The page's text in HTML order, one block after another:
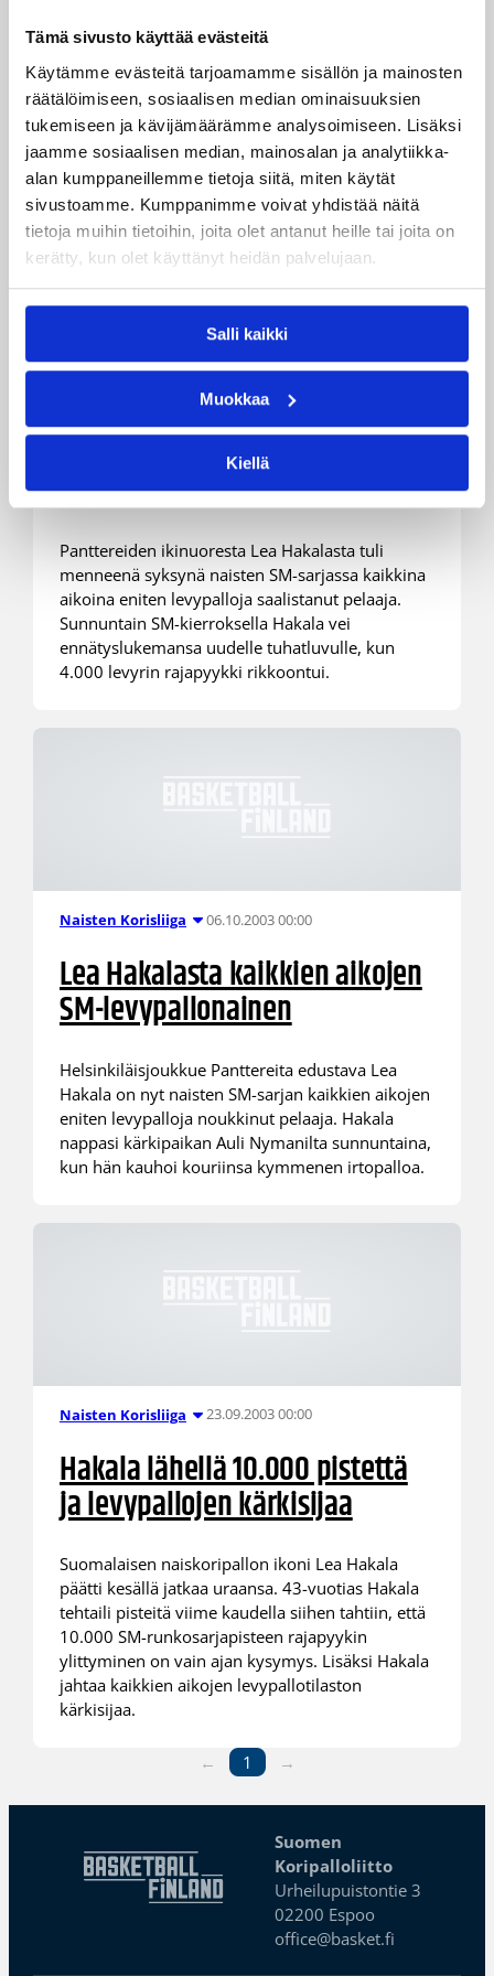
Tämä sivusto käyttää evästeitä
Käytämme evästeitä tarjoamamme sisällön ja mainosten
räätälöimiseen, sosiaalisen median ominaisuuksien
tukemiseen ja kävijämäärämme analysoimiseen. Lisäksi
jaamme sosiaalisen median, mainosalan ja analytiikka-
alan kumppaneillemme tietoja siitä, miten käytät
sivustoamme. Kumppanimme voivat yhdistää näitä
tietoja muihin tietoihin, joita olet antanut heille tai joita on
kerätty, kun olet käyttänyt heidän palvelujaan.
Salli kaikki
Muokkaa
Kiellä
Tampereen Pyrintö kunnioitti ennen perjantain
hallin kattoon neljän Pyrintö-kasvatin pelipaidat.
Kalevi Tuomisen lisäksi Pyynikin kattoon
nousivat Olavi Ahosen, Arvo Jantusen ja Seija
Leinon pelipaidat.
26.01.2004 00:00
Lea Hakala saavutti 4.000
levypallon rajapyykin
Panttereiden ikinuoresta Lea Hakalasta tuli
menneenä syksynä naisten SM-sarjassa kaikkina
aikoina eniten levypalloja saalistanut pelaaja.
Sunnuntain SM-kierroksella Hakala vei
ennätyslukemansa uudelle tuhatluvulle, kun
4.000 levyrin rajapyykki rikkoontui.
Naisten Korisliiga 06.10.2003 00:00
Lea Hakalasta kaikkien aikojen
SM-levypallonainen
Helsinkiläisjoukkue Panttereita edustava Lea
Hakala on nyt naisten SM-sarjan kaikkien aikojen
eniten levypalloja noukkinut pelaaja. Hakala
nappasi kärkipaikan Auli Nymanilta sunnuntaina,
kun hän kauhoi kouriinsa kymmenen irtopalloa.
Naisten Korisliiga 23.09.2003 00:00
Hakala lähellä 10.000 pistettä
ja levypallojen kärkisijaa
Suomalaisen naiskoripallon ikoni Lea Hakala
päätti kesällä jatkaa uraansa. 43-vuotias Hakala
tehtaili pisteitä viime kaudella siihen tahtiin, että
10.000 SM-runkosarjapisteen rajapyykin
ylittyminen on vain ajan kysymys. Lisäksi Hakala
jahtaa kaikkien aikojen levypallotilaston
kärkisijaa.
← 1 →
Suomen
Koripalloliitto
Urheilupuistontie 3
02200 Espoo
office@basket.fi